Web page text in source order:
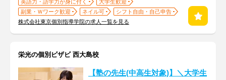
英語力・語学力が身に付く
大学生歓迎
副業・Ｗワーク歓迎
ネイル可
シフト自由・自己申告
株式会社東京個別指導学院の求人一覧を見る
栄光の個別ビザビ 西大島校
【塾の先生(中高生対象)】＼大学生